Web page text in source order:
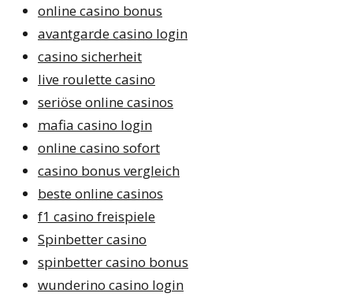
online casino bonus
avantgarde casino login
casino sicherheit
live roulette casino
seriöse online casinos
mafia casino login
online casino sofort
casino bonus vergleich
beste online casinos
f1 casino freispiele
Spinbetter casino
spinbetter casino bonus
wunderino casino login